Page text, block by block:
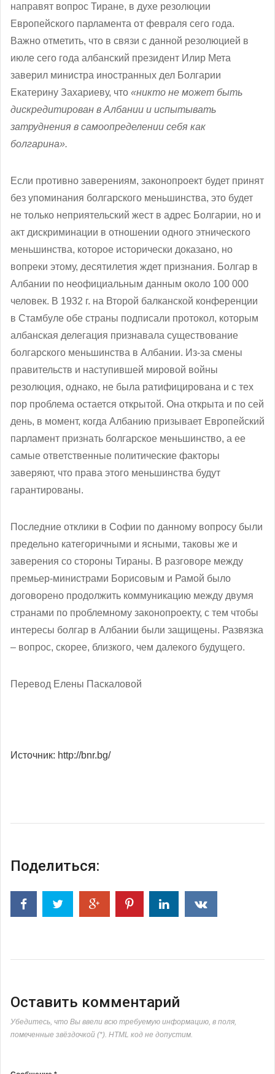
направят вопрос Тиране, в духе резолюции
Европейского парламента от февраля сего года.
Важно отметить, что в связи с данной резолюцией в
июле сего года албанский президент Илир Мета
заверил министра иностранных дел Болгарии
Екатерину Захариеву, что «никто не может быть
дискредитирован в Албании и испытывать
затруднения в самоопределении себя как
болгарина».
Если противно заверениям, законопроект будет принят
без упоминания болгарского меньшинства, это будет
не только неприятельский жест в адрес Болгарии, но и
акт дискриминации в отношении одного этнического
меньшинства, которое исторически доказано, но
вопреки этому, десятилетия ждет признания. Болгар в
Албании по неофициальным данным около 100 000
человек. В 1932 г. на Второй балканской конференции
в Стамбуле обе страны подписали протокол, которым
албанская делегация признавала существование
болгарского меньшинства в Албании. Из-за смены
правительств и наступившей мировой войны
резолюция, однако, не была ратифицирована и с тех
пор проблема остается открытой. Она открыта и по сей
день, в момент, когда Албанию призывает Европейский
парламент признать болгарское меньшинство, а ее
самые ответственные политические факторы
заверяют, что права этого меньшинства будут
гарантированы.
Последние отклики в Софии по данному вопросу были
предельно категоричными и ясными, таковы же и
заверения со стороны Тираны. В разговоре между
премьер-министрами Борисовым и Рамой было
договорено продолжить коммуникацию между двумя
странами по проблемному законопроекту, с тем чтобы
интересы болгар в Албании были защищены. Развязка
– вопрос, скорее, близкого, чем далекого будущего.
Перевод Елены Паскаловой
Источник: http://bnr.bg/
Поделиться:
Оставить комментарий
Убедитесь, что Вы ввели всю требуемую информацию, в поля,
помеченные звёздочкой (*). HTML код не допустим.